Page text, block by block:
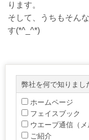
ります。
そして、うちもそん
す(*^_^*)
弊社を何で知りまし
ホームページ
フェイスブック
ウエーブ通信（メ
ご紹介